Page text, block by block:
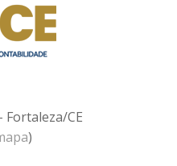
Fortaleza/CE
)